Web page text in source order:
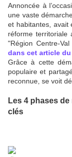
Annoncée à
une vaste
et habitantes, avait
réforme territoriale
"Région Centre-
dans cet article
Grâce à cette
populaire et
reconnue, se voit
Les 4 phases
clés